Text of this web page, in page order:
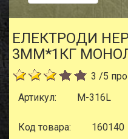
ЕЛЕКТРОДИ
3ММ*1КГ
3 /5
Артикул:
М-316L
Код товара: 160140